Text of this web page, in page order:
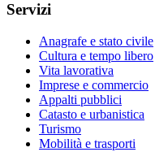
Servizi
Anagrafe e stato civile
Cultura e tempo libero
Vita lavorativa
Imprese e commercio
Appalti pubblici
Catasto e urbanistica
Turismo
Mobilità e trasporti